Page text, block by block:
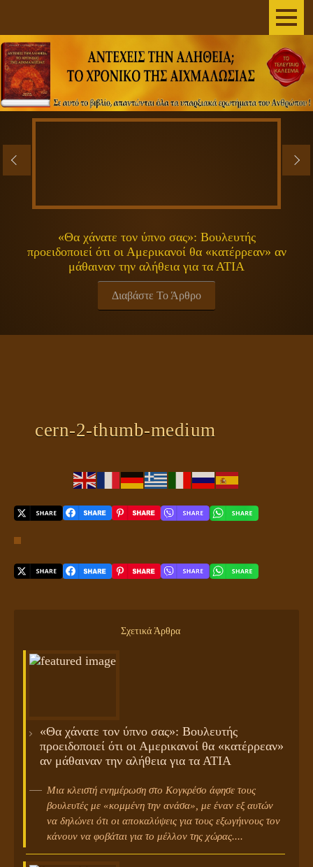
«Θα χάνατε τον ύπνο σας»: Βουλευτής
προειδοποιεί ότι οι Αμερικανοί θα «κατέρρεαν» αν
μάθαιναν την αλήθεια για τα ΑΤΙΑ
Διαβάστε Το Άρθρο
AΡΧΙΚΗ
ΣΥΓΓΡΑΦΕΑΣ
ΠΝΕΥΜΑΤΙΚΟΤΗΤΑ
ΕΚΠΟΜΠΕΣ
ΓΕΝΙΚΑ
ΚΛΕΙΔΙΑ
cern-2-thumb-medium
Σχετικά Άρθρα
«Θα χάνατε τον ύπνο σας»: Βουλευτής
προειδοποιεί ότι οι Αμερικανοί θα «κατέρρεαν»
αν μάθαιναν την αλήθεια για τα ΑΤΙΑ
Μια κλειστή ενημέρωση στο Κογκρέσο άφησε τους
βουλευτές με «κομμένη την ανάσα», με έναν εξ αυτών
να δηλώνει ότι οι αποκαλύψεις για τους εξωγήινους τον
κάνουν να φοβάται για το μέλλον της χώρας....